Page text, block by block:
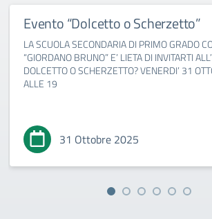
Evento “Dolcetto o Scherzetto”
LA SCUOLA SECONDARIA DI PRIMO GRADO
“GIORDANO BRUNO” E’ LIETA DI INVITARTI
DOLCETTO O SCHERZETTO? VENERDI’ 31
ALLE 19
31 Ottobre 2025